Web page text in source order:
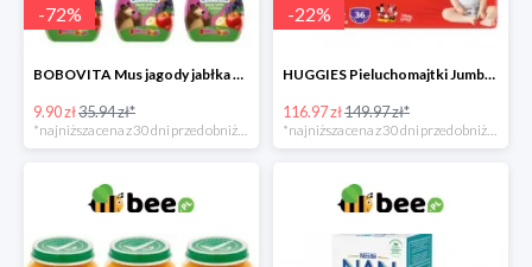
-72%
BOBOVITA Mus jagody jabłka banan 6 sztuk
9.90 zł35.94 zł*
*najniższa cena z 30 dni przed obniżką
-22%
HUGGIES Pieluchomajtki Jumbo 4 3x36szt.
116.97 zł149.97 zł*
*najniższa cena z 30 dni przed obniżką